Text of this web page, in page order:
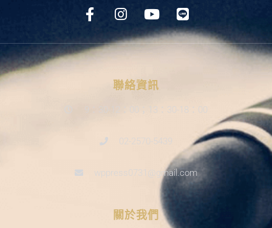
聯絡資訊
9：30-12：00；13：30-18：00
02-2570-5439
wppress0731@gmail.com
關於我們